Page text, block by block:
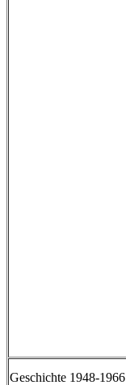
Geschichte 1948-1966